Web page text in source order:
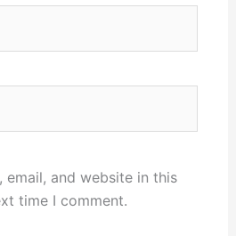
email, and website in this
time I comment.